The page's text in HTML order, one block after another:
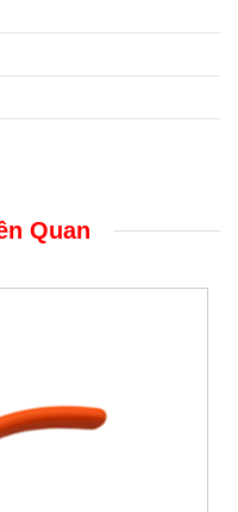
Quan